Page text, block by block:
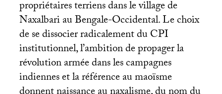
propriétaires terriens dans le village de
Naxalbari au Bengale-Occidental. Le choix
de se dissocier radicalement duCPI
institutionnel, l’ambition de propager la
révolution armée dans les campagnes
indiennes et la référence au maoïsme